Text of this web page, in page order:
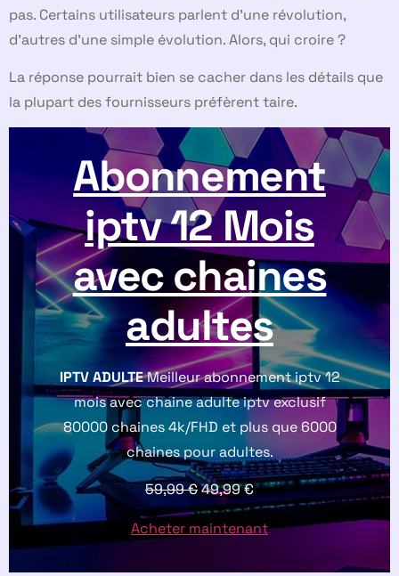
pas. Certains utilisateurs parlent d’une révolution,
d’autres d’une simple évolution. Alors, qui croire ?
La réponse pourrait bien se cacher dans les détails que
la plupart des fournisseurs préfèrent taire.
Abonnement
iptv 12 Mois
avec chaines
adultes
IPTV ADULTEMeilleur abonnement iptv 12
mois avec chaine adulte iptv exclusif
80000 chaines 4k/FHD et plus que 6000
chaines pour adultes.
59,99€49,99€
Acheter maintenant